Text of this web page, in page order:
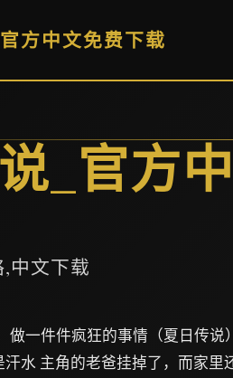
方中文免费下载
_官方
中文下载
做一件件疯狂的事情（夏日传说
水 主角的老爸挂掉了，而家里